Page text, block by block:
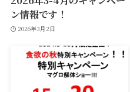
ン情報です！
2026年3月2日